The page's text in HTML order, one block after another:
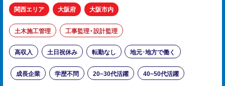
関西エリア 大阪府 大阪市内
土木施工管理 工事監理・設計監理
高収入 土日祝休み 転勤なし 地元･地方で働く
成長企業 学歴不問 20~30代活躍 40~50代活躍